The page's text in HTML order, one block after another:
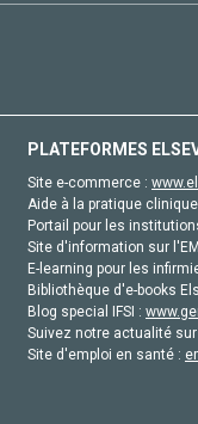
PLATEFORMES
Site e-commerce :
Aide à la pratique
Portail pour les
Site d'information sur
E-learning pour les
Bibliothèque d'e-books
Blog special IFSI :
Suivez notre actualité
Site d'emploi en santé :